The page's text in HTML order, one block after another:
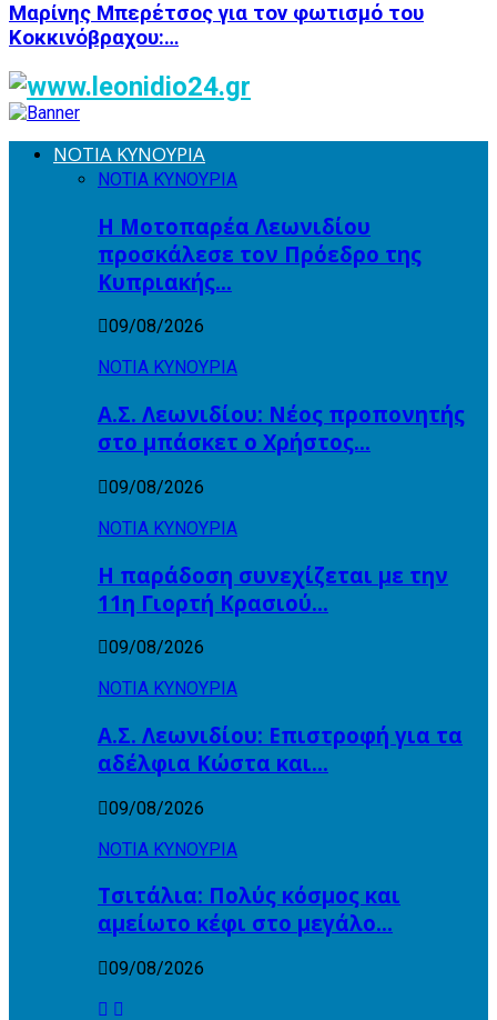
Μαρίνης Μπερέτσος για τον φωτισμό του
Κοκκινόβραχου:…
ΝΟΤΙΑ ΚΥΝΟΥΡΙΑ
ΝΟΤΙΑ ΚΥΝΟΥΡΙΑ
Η Μοτοπαρέα Λεωνιδίου
προσκάλεσε τον Πρόεδρο της
Κυπριακής…
09/08/2026
ΝΟΤΙΑ ΚΥΝΟΥΡΙΑ
Α.Σ. Λεωνιδίου: Νέος προπονητής
στο μπάσκετ ο Χρήστος…
09/08/2026
ΝΟΤΙΑ ΚΥΝΟΥΡΙΑ
Η παράδοση συνεχίζεται με την
11η Γιορτή Κρασιού…
09/08/2026
ΝΟΤΙΑ ΚΥΝΟΥΡΙΑ
Α.Σ. Λεωνιδίου: Επιστροφή για τα
αδέλφια Κώστα και…
09/08/2026
ΝΟΤΙΑ ΚΥΝΟΥΡΙΑ
Τσιτάλια: Πολύς κόσμος και
αμείωτο κέφι στο μεγάλο…
09/08/2026